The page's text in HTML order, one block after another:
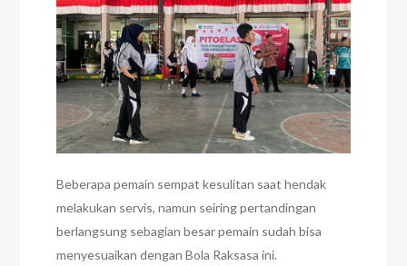
Beberapa pemain sempat kesulitan saat hendak
melakukan servis, namun seiring pertandingan
berlangsung sebagian besar pemain sudah bisa
menyesuaikan dengan Bola Raksasa ini.